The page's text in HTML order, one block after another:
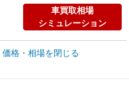
車買取相場
シミュレーション
他車種を
価格・相場を閉じる